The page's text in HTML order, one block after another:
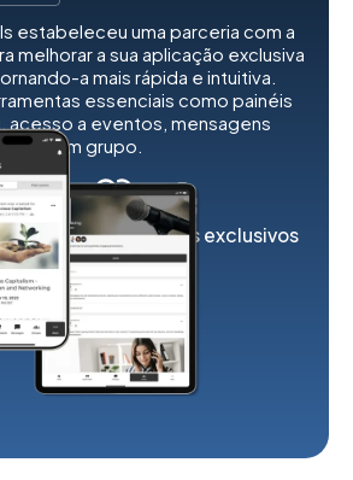
estabeleceu uma parceria com a
melhorar a sua aplicação exclusiva
a mais rápida e intuitiva.
essenciais como painéis
acesso a eventos, mensagens
em grupo.
o
Utilizadores exclusivos
2K